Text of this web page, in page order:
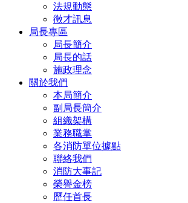
法規動態
徵才訊息
局長專區
局長簡介
局長的話
施政理念
關於我們
本局簡介
副局長簡介
組織架構
業務職掌
各消防單位據點
聯絡我們
消防大事記
榮譽金榜
歷任首長